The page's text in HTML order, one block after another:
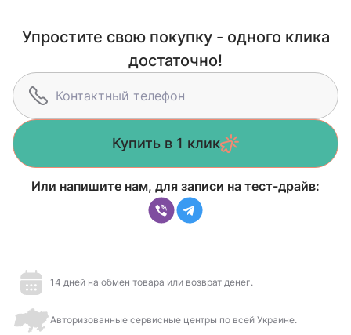
Упростите свою покупку - одного клика
достаточно!
Купить в 1 клик
Или напишите нам, для записи на тест-драйв:
14 дней на обмен товара или возврат денег.
Авторизованные сервисные центры по всей Украине.